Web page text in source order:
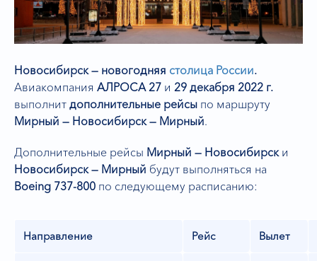
Новосибирск — новогодняя столица России.
Авиакомпания АЛРОСА 27 и 29 декабря 2022 г.
выполнит дополнительные рейсы по маршруту
Мирный — Новосибирск — Мирный.
Дополнительные рейсы Мирный — Новосибирски
Новосибирск — Мирный будут выполняться на
Boeing 737-800 по следующему расписанию:
Направление Рейс Вылет